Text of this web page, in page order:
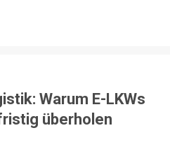
Warum E-LKWs
überholen